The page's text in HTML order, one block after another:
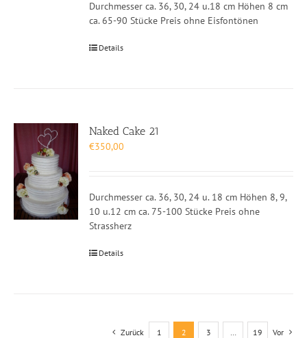
Durchmesser ca. 36, 30, 24 u.18 cm Höhen 8 cm
ca. 65-90 Stücke Preis ohne Eisfontönen
Details
Naked Cake 21
€350,00
Durchmesser ca. 36, 30, 24 u. 18 cm Höhen 8, 9,
10 u.12 cm ca. 75-100 Stücke Preis ohne
Strassherz
Details
Zurück 1 2 3 19 Vor